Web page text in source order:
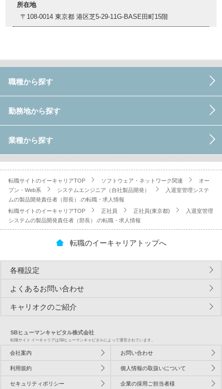
所在地
〒108-0014 東京都 港区芝5-29-11G-BASE田町15階
職種から探す
勤務地から探す
業種から探す
転職サイトのイーキャリアTOP ソフトウェア・ネットワーク関連
オー
プン・Web系
システムエンジニア（自社製品開発）
入退室管理システ
ムの製品開発責任者（部長）.の転職・求人情報
転職サイトのイーキャリアTOP
正社員 正社員(東京都)
入退室管理
システムの製品開発責任者（部長）.の転職・求人情報
転職のイーキャリアトップへ
各種設定
よくあるお問い合わせ
キャリオクのご紹介
SBヒューマンキャピタル株式会社
転職サイト イーキャリアはSBヒューマンキャピタルによって運営されています。
会社案内 お問い合わせ
利用規約 個人情報の取扱いについて
セキュリティポリシー 企業の採用ご担当者様